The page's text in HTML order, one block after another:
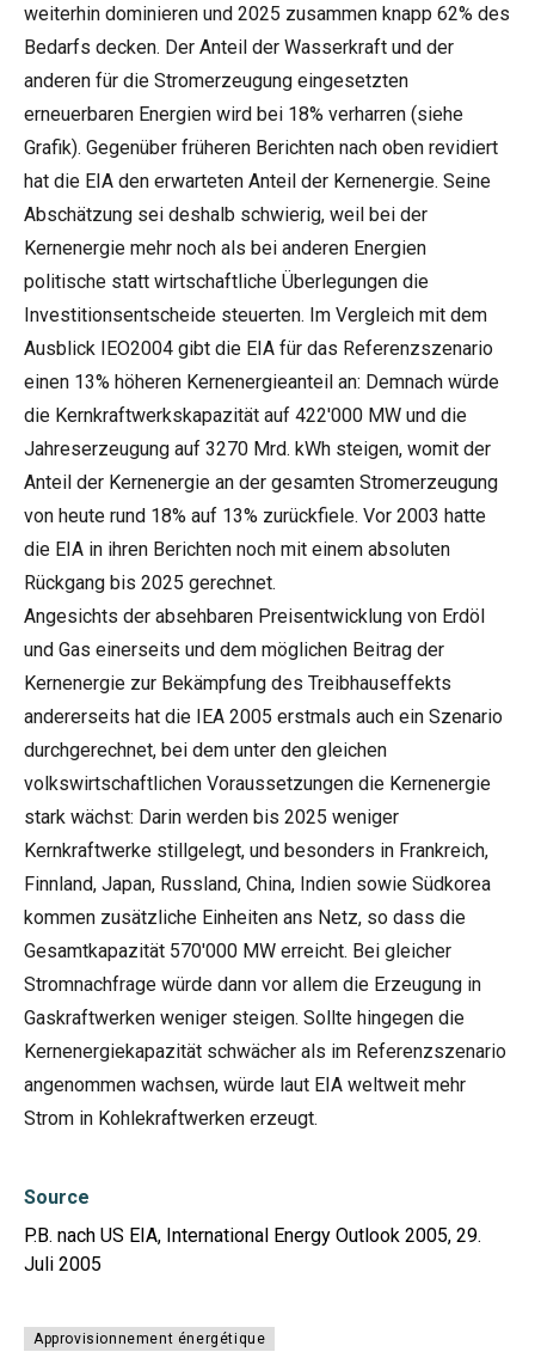
weiterhin dominieren und 2025 zusammen knapp 62% des
Bedarfs decken. Der Anteil der Wasserkraft und der
anderen für die Stromerzeugung eingesetzten
erneuerbaren Energien wird bei 18% verharren (siehe
Grafik). Gegenüber früheren Berichten nach oben revidiert
hat die EIA den erwarteten Anteil der Kernenergie. Seine
Abschätzung sei deshalb schwierig, weil bei der
Kernenergie mehr noch als bei anderen Energien
politische statt wirtschaftliche Überlegungen die
Investitionsentscheide steuerten. Im Vergleich mit dem
Ausblick IEO2004 gibt die EIA für das Referenzszenario
einen 13% höheren Kernenergieanteil an: Demnach würde
die Kernkraftwerkskapazität auf 422'000 MW und die
Jahreserzeugung auf 3270 Mrd. kWh steigen, womit der
Anteil der Kernenergie an der gesamten Stromerzeugung
von heute rund 18% auf 13% zurückfiele. Vor 2003 hatte
die EIA in ihren Berichten noch mit einem absoluten
Rückgang bis 2025 gerechnet.
Angesichts der absehbaren Preisentwicklung von Erdöl
und Gas einerseits und dem möglichen Beitrag der
Kernenergie zur Bekämpfung des Treibhauseffekts
andererseits hat die IEA 2005 erstmals auch ein Szenario
durchgerechnet, bei dem unter den gleichen
volkswirtschaftlichen Voraussetzungen die Kernenergie
stark wächst: Darin werden bis 2025 weniger
Kernkraftwerke stillgelegt, und besonders in Frankreich,
Finnland, Japan, Russland, China, Indien sowie Südkorea
kommen zusätzliche Einheiten ans Netz, so dass die
Gesamtkapazität 570'000 MW erreicht. Bei gleicher
Stromnachfrage würde dann vor allem die Erzeugung in
Gaskraftwerken weniger steigen. Sollte hingegen die
Kernenergiekapazität schwächer als im Referenzszenario
angenommen wachsen, würde laut EIA weltweit mehr
Strom in Kohlekraftwerken erzeugt.
Source
P.B. nach US EIA, International Energy Outlook 2005, 29.
Juli 2005
Approvisionnement énergétique